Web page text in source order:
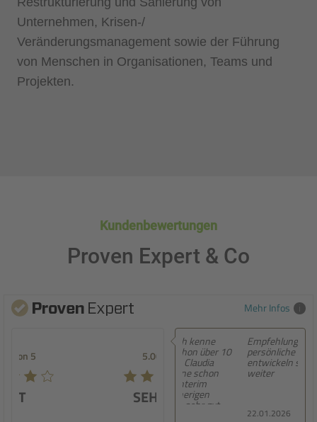
Unternehmen, Krisen-/
Veränderungsmanagement sowie der Führung
von Menschen in Organisationen, Teams und
Projekten.
Kundenbewertungen
Proven Expert & Co
Mehr Infos
Empfehlung! Sehr
persönliche Beratung,
entwickeln sich ständig
weiter